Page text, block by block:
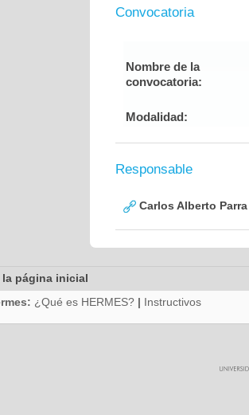
Convocatoria
Nombre de la
convocatoria:
Modalidad:
Responsable
Carlos Alberto
la página inicial
¿Qué es HERMES? | Instructivos